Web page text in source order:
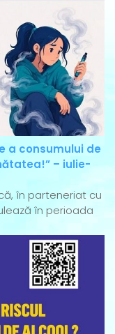
a consumului de
– iulie-
în parteneriat cu
în perioada